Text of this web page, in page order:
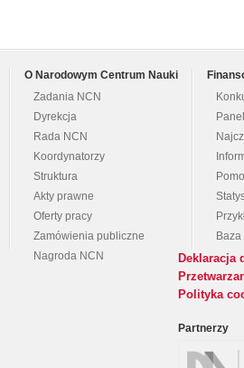
O Narodowym Centrum Nauki
Zadania NCN
Dyrekcja
Rada NCN
Koordynatorzy
Struktura
Akty prawne
Oferty pracy
Zamówienia publiczne
Nagroda NCN
Baza
Deklaracja
Polityka
Partnerzy